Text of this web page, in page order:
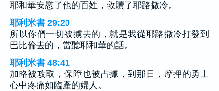
耶和華安慰了他的百姓，救贖了耶路撒冷。
耶利米書 29:20
所以你們一切被擄去的，就是我從耶路撒冷打發到
巴比倫去的，當聽耶和華的話。
耶利米書 48:41
加略被攻取，保障也被占據，到那日，摩押的勇士
心中疼痛如臨產的婦人。